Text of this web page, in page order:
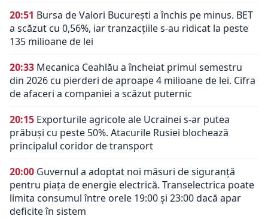
20:51 Bursa de Valori București a închis pe minus. BET
a scăzut cu 0,56%, iar tranzacțiile s-au ridicat la peste
135 milioane de lei
20:33 Mecanica Ceahlău a încheiat primul semestru
din 2026 cu pierderi de aproape 4 milioane de lei. Cifra
de afaceri a companiei a scăzut puternic
20:15 Exporturile agricole ale Ucrainei s-ar putea
prăbuși cu peste 50%. Atacurile Rusiei blochează
principalul coridor de transport
20:00 Guvernul a adoptat noi măsuri de siguranță
pentru piața de energie electrică. Transelectrica poate
limita consumul între orele 19:00 și 23:00 dacă apar
deficite în sistem